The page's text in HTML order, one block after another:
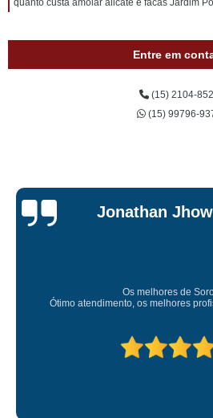
quanto custa amolar alicate e facas Jardim
Entre em
(15) 2104-
(15) 99796-
Jessica
Carvalho
Super
Amei o atendimento. Preco super bom.
Deixou o meu bem super